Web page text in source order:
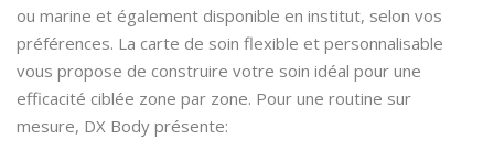
ou marine et également disponible en institut, selon vos
préférences. La carte de soin flexible et personnalisable
vous propose de construire votre soin idéal pour une
efficacité ciblée zone par zone. Pour une routine sur
mesure, DX Body présente: